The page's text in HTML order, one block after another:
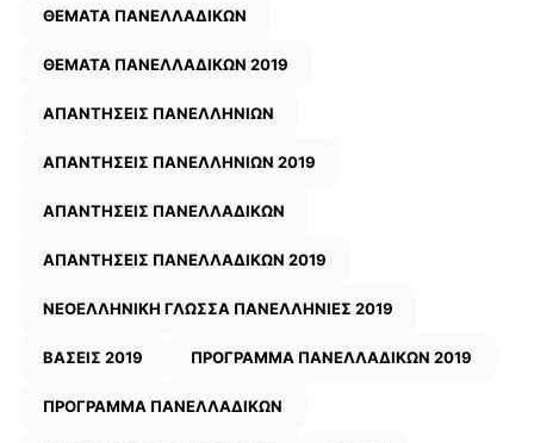
ΘΕΜΑΤΑ ΠΑΝΕΛΛΑΔΙΚΩΝ
ΘΕΜΑΤΑ ΠΑΝΕΛΛΑΔΙΚΩΝ 2019
ΑΠΑΝΤΗΣΕΙΣ ΠΑΝΕΛΛΗΝΙΩΝ
ΑΠΑΝΤΗΣΕΙΣ ΠΑΝΕΛΛΗΝΙΩΝ 2019
ΑΠΑΝΤΗΣΕΙΣ ΠΑΝΕΛΛΑΔΙΚΩΝ
ΑΠΑΝΤΗΣΕΙΣ ΠΑΝΕΛΛΑΔΙΚΩΝ 2019
ΝΕΟΕΛΛΗΝΙΚΗ ΓΛΩΣΣΑ ΠΑΝΕΛΛΗΝΙΕΣ 2019
ΒΑΣΕΙΣ 2019 ΠΡΟΓΡΑΜΜΑ ΠΑΝΕΛΛΑΔΙΚΩΝ 2019
ΠΡΟΓΡΑΜΜΑ ΠΑΝΕΛΛΑΔΙΚΩΝ